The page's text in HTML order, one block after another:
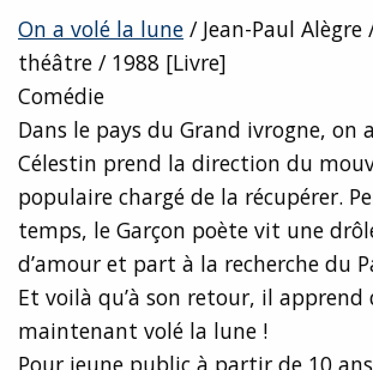
On a volé la lune / Jean-Paul Alègre
théâtre / 1988 [Livre]
Comédie
Dans le pays du Grand ivrogne, on
Célestin prend la direction du
populaire chargé de la récupérer.
temps, le Garçon poète vit une
d’amour et part à la recherche du
Et voilà qu’à son retour, il apprend
maintenant volé la lune !